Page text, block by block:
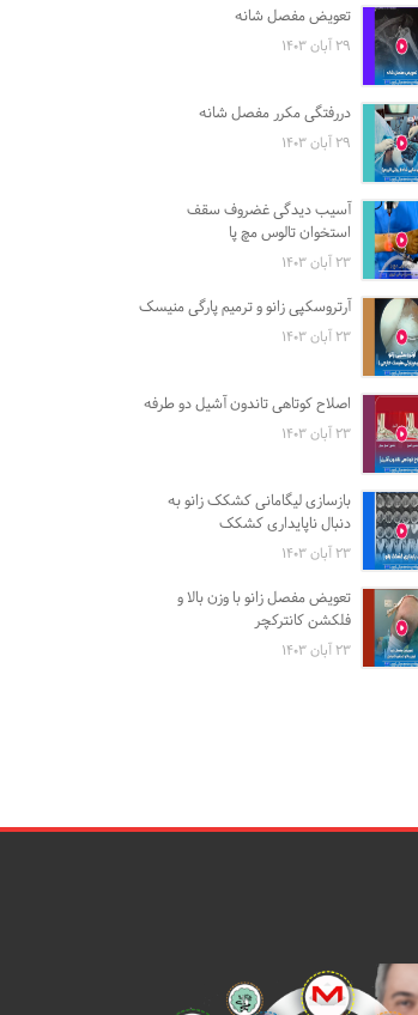
تعویض مفصل شانه
۲۹ آبان ۱۴۰۳
دررفتگی مکرر مفصل شانه
۲۹ آبان ۱۴۰۳
آسیب دیدگی غضروف سقف
استخوان تالوس مچ پا
۲۳ آبان ۱۴۰۳
آرتروسکپی زانو و ترمیم پارگی منیسک
۲۳ آبان ۱۴۰۳
اصلاح کوتاهی تاندون آشیل دو طرفه
۲۳ آبان ۱۴۰۳
بازسازی لیگامانی کشکک زانو به
دنبال ناپایداری کشکک
۲۳ آبان ۱۴۰۳
تعویض مفصل زانو با وزن بالا و
فلکشن کانترکچر
۲۳ آبان ۱۴۰۳